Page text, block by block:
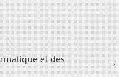
et des